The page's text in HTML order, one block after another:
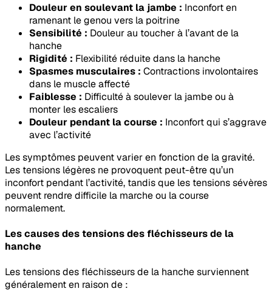
Douleur en soulevant la jambe : Inconfort en
ramenant le genou vers la poitrine
Sensibilité : Douleur au toucher à l’avant de la
hanche
Rigidité : Flexibilité réduite dans la hanche
Spasmes musculaires : Contractions involontaires
dans le muscle affecté
Faiblesse : Difficulté à soulever la jambe ou à
monter les escaliers
Douleur pendant la course : Inconfort qui s’aggrave
avec l’activité
Les symptômes peuvent varier en fonction de la gravité.
Les tensions légères ne provoquent peut-être qu’un
inconfort pendant l’activité, tandis que les tensions sévères
peuvent rendre difficile la marche ou la course
normalement.
Les causes des tensions des fléchisseurs de la
hanche
Les tensions des fléchisseurs de la hanche surviennent
généralement en raison de :